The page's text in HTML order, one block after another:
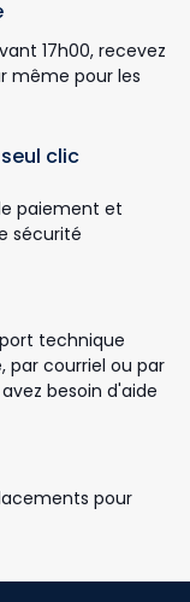
17h00, recevez
même pour les
clic
paiement et
sécurité
technique
courriel ou par
besoin d'aide
pour